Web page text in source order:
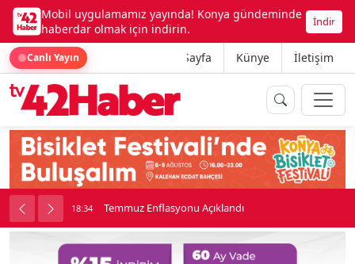
Mobil uygulamamız yayında! Konya gündeminde
haberdar olmak için indirin.
İndir
Canlı Yayın Ana Sayfa Künye İletişim
18:34 Temmuz Enflasyonu Açıklandı